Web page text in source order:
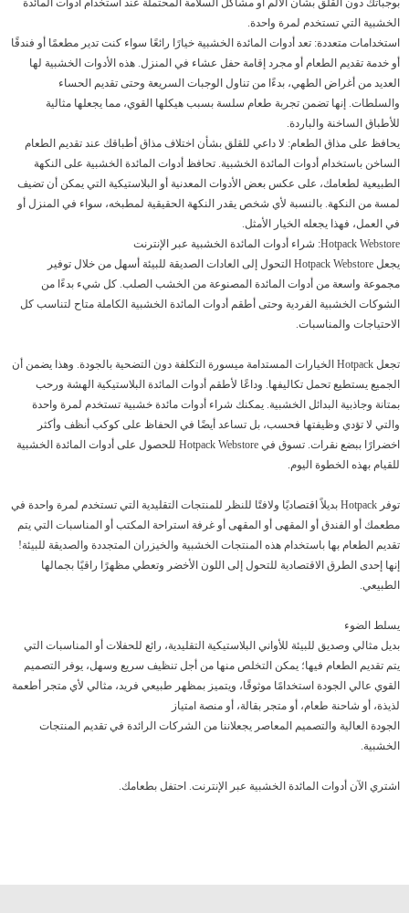
بوجباتك دون القلق بشأن الألم أو مشاكل السلامة المحتملة عند استخدام أدوات المائدة
الخشبية التي تستخدم لمرة واحدة.
استخدامات متعددة: تعد أدوات المائدة الخشبية خيارًا رائعًا سواء كنت تدير مطعمًا أو فندقًا
أو خدمة تقديم الطعام أو مجرد إقامة حفل عشاء في المنزل. هذه الأدوات الخشبية لها
العديد من أغراض الطهي، بدءًا من تناول الوجبات السريعة وحتى تقديم الحساء
والسلطات. إنها تضمن تجربة طعام سلسة بسبب هيكلها القوي، مما يجعلها مثالية
للأطباق الساخنة والباردة.
يحافظ على مذاق الطعام: لا داعي للقلق بشأن اختلاف مذاق أطباقك عند تقديم الطعام
الساخن باستخدام أدوات المائدة الخشبية. تحافظ أدوات المائدة الخشبية على النكهة
الطبيعية لطعامك، على عكس بعض الأدوات المعدنية أو البلاستيكية التي يمكن أن تضيف
لمسة من النكهة. بالنسبة لأي شخص يقدر النكهة الحقيقية لمطبخه، سواء في المنزل أو
في العمل، فهذا يجعله الخيار الأمثل.
Hotpack Webstore: شراء أدوات المائدة الخشبية عبر الإنترنت
يجعل Hotpack Webstore التحول إلى العادات الصديقة للبيئة أسهل من خلال توفير
مجموعة واسعة من أدوات المائدة المصنوعة من الخشب الصلب. كل شيء بدءًا من
الشوكات الخشبية الفردية وحتى أطقم أدوات المائدة الخشبية الكاملة متاح لتناسب كل
الاحتياجات والمناسبات.
تجعل Hotpack الخيارات المستدامة ميسورة التكلفة دون التضحية بالجودة. وهذا يضمن أن
الجميع يستطيع تحمل تكاليفها. وداعًا لأطقم أدوات المائدة البلاستيكية الهشة ورحب
بمتانة وجاذبية البدائل الخشبية. يمكنك شراء أدوات مائدة خشبية تستخدم لمرة واحدة
والتي لا تؤدي وظيفتها فحسب، بل تساعد أيضًا في الحفاظ على كوكب أنظف وأكثر
اخضرارًا ببضع نقرات. تسوق في Hotpack Webstore للحصول على أدوات المائدة الخشبية
للقيام بهذه الخطوة اليوم.
توفر Hotpack بديلاً اقتصاديًا ولافتًا للنظر للمنتجات التقليدية التي تستخدم لمرة واحدة في
مطعمك أو الفندق أو المقهى أو المقهى أو غرفة استراحة المكتب أو المناسبات التي يتم
تقديم الطعام بها باستخدام هذه المنتجات الخشبية والخيزران المتجددة والصديقة للبيئة!
إنها إحدى الطرق الاقتصادية للتحول إلى اللون الأخضر وتعطي مظهرًا راقيًا بجمالها
الطبيعي.
يسلط الضوء
بديل مثالي وصديق للبيئة للأواني البلاستيكية التقليدية، رائع للحفلات أو المناسبات التي
يتم تقديم الطعام فيها؛ يمكن التخلص منها من أجل تنظيف سريع وسهل، يوفر التصميم
القوي عالي الجودة استخدامًا موثوقًا، ويتميز بمظهر طبيعي فريد، مثالي لأي متجر أطعمة
لذيذة، أو شاحنة طعام، أو متجر بقالة، أو منصة امتياز
الجودة العالية والتصميم المعاصر يجعلاننا من الشركات الرائدة في تقديم المنتجات
الخشبية.
اشتري الآن أدوات المائدة الخشبية عبر الإنترنت. احتفل بطعامك.